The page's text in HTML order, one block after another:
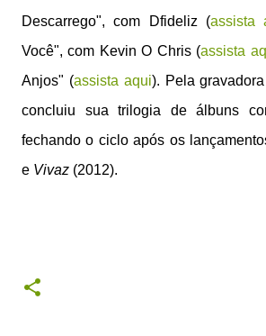
Descarrego", com Dfideliz (assista
Você", com Kevin O Chris (assista
Anjos" (assista aqui). Pela
concluiu sua trilogia de álbuns
fechando o ciclo após os
e Vivaz (2012).